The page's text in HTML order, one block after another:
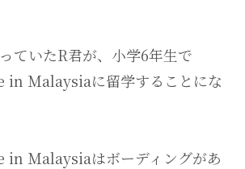
ていたR君が、小学6年生で
Ｍalaysiaに留学することにな
Ｍalaysiaはボーディングがあ